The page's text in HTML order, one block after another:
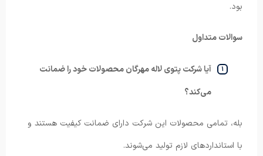
بود.
سوالات متداول
آیا شرکت پتوی لاله مهرگان محصولات خود را ضمانت
می‌کند؟
بله، تمامی محصولات این شرکت دارای ضمانت کیفیت هستند و
با استانداردهای لازم تولید می‌شوند.